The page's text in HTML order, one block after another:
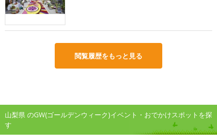
閲覧履歴をもっと見る
山梨県 のGW(ゴールデンウィーク)イベント・おでかけスポットを探
す